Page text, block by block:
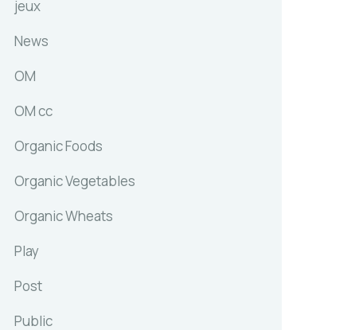
jeux
News
OM
OM cc
Organic Foods
Organic Vegetables
Organic Wheats
Play
Post
Public